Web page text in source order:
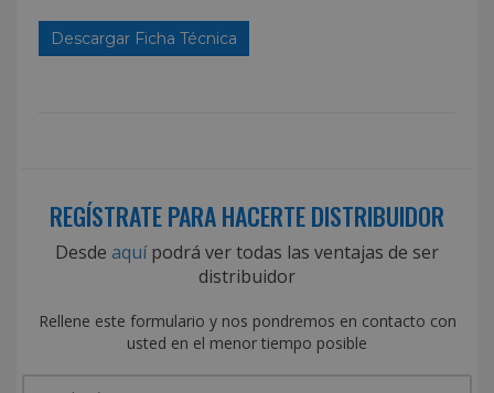
Descargar Ficha Técnica
REGÍSTRATE PARA HACERTE DISTRIBUIDOR
Desde aquípodrá ver todas las ventajas de ser
distribuidor
Rellene este formulario y nos pondremos en contacto con
usted en el menor tiempo posible